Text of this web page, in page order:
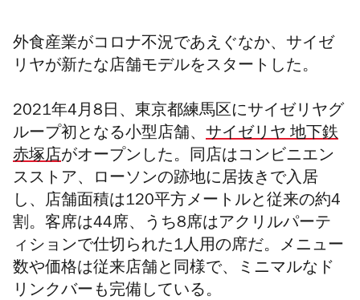
外食産業がコロナ不況であえぐなか、サイゼ
リヤが新たな店舗モデルをスタートした。
2021年4月8日、東京都練馬区にサイゼリヤグ
ループ初となる小型店舗、 サイゼリヤ 地下鉄
赤塚店がオープンした。同店はコンビニエン
スストア、ローソンの跡地に居抜きで入居
し、店舗面積は120平方メートルと従来の約4
割。客席は44席、うち8席はアクリルパーテ
ィションで仕切られた1人用の席だ。メニュー
数や価格は従来店舗と同様で、ミニマルなド
リンクバーも完備している。